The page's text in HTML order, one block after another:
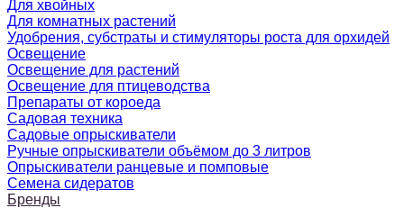
Для хвойных
Для комнатных растений
Удобрения, субстраты и стимуляторы роста для орхидей
Освещение
Освещение для растений
Освещение для птицеводства
Препараты от короеда
Садовая техника
Садовые опрыскиватели
Ручные опрыскиватели объёмом до 3 литров
Опрыскиватели ранцевые и помповые
Семена сидератов
Бренды